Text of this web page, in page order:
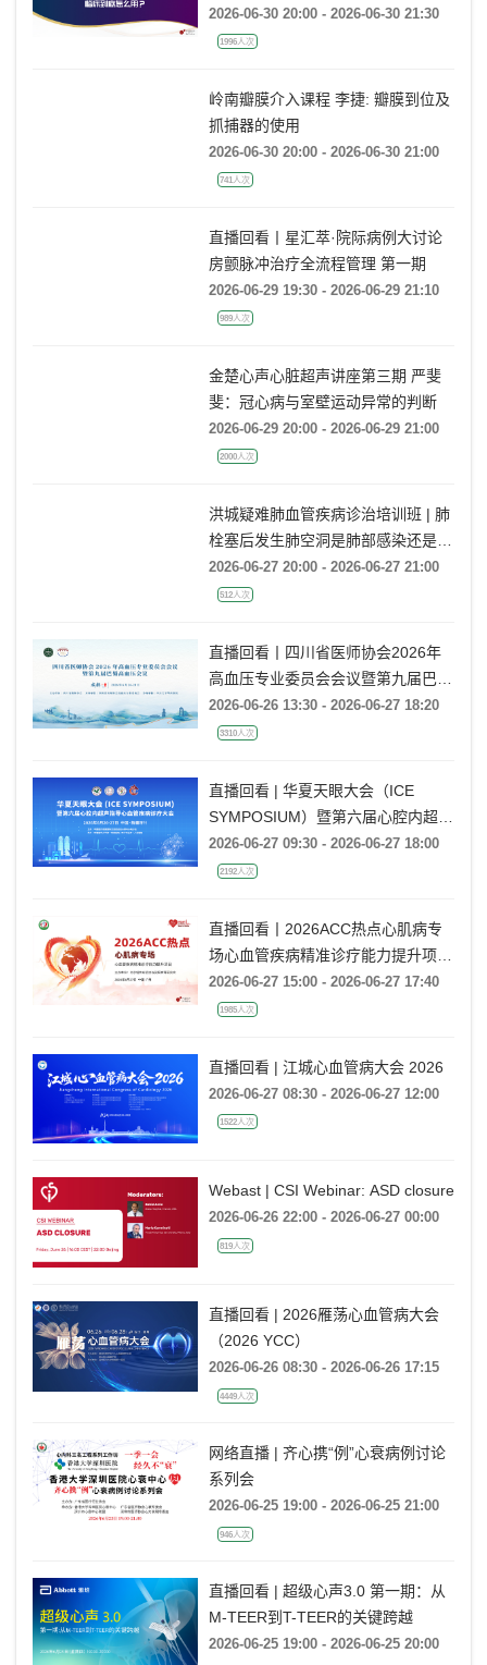
奈利酮获批LVEF≥40%心衰适应症，
临床到底怎么用？
2026-06-30 20:00 - 2026-06-30 21:30
岭南瓣膜介入课程 李捷: 瓣膜到位及
抓捕器的使用
2026-06-30 20:00 - 2026-06-30 21:00
直播回看丨星汇萃·院际病例大讨论
房颤脉冲治疗全流程管理 第一期
2026-06-29 19:30 - 2026-06-29 21:10
金楚心声心脏超声讲座第三期 严斐
斐：冠心病与室壁运动异常的判断
2026-06-29 20:00 - 2026-06-29 21:00
洪城疑难肺血管疾病诊治培训班 | 肺
栓塞后发生肺空洞是肺部感染还是肺
梗死鉴别？
2026-06-27 20:00 - 2026-06-27 21:00
直播回看丨四川省医师协会2026年
高血压专业委员会会议暨第九届巴蜀
高血压会议
2026-06-26 13:30 - 2026-06-27 18:20
直播回看 | 华夏天眼大会（ICE
SYMPOSIUM）暨第六届心腔内超声
指导心血管疾病诊疗大会
2026-06-27 09:30 - 2026-06-27 18:00
直播回看丨2026ACC热点心肌病专
场心血管疾病精准诊疗能力提升项目
广州场
2026-06-27 15:00 - 2026-06-27 17:40
直播回看 | 江城心血管病大会 2026
2026-06-27 08:30 - 2026-06-27 12:00
Webast | CSI Webinar: ASD closure
2026-06-26 22:00 - 2026-06-27 00:00
直播回看 | 2026雁荡心血管病大会
（2026 YCC）
2026-06-26 08:30 - 2026-06-26 17:15
网络直播 | 齐心携“例”心衰病例讨论
系列会
2026-06-25 19:00 - 2026-06-25 21:00
直播回看 | 超级心声3.0 第一期：从
M-TEER到T-TEER的关键跨越